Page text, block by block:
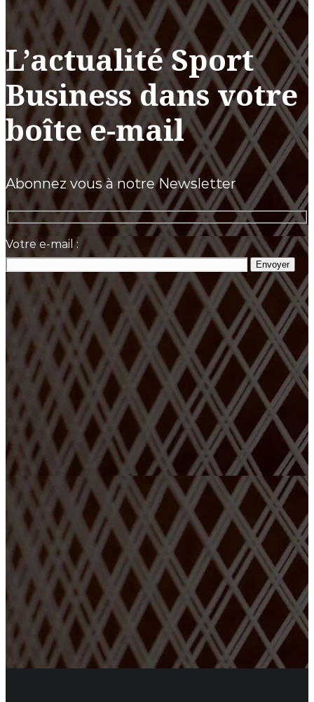
L’actualité Sport
Business dans votre
boîte e-mail
Abonnez vous à notre Newsletter
Votre e-mail :